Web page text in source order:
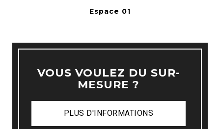
Espace 01
VOUS VOULEZ DU SUR-
MESURE ?
PLUS D'INFORMATIONS